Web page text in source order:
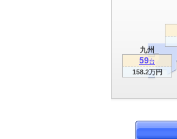
九州
59台
158.2万円